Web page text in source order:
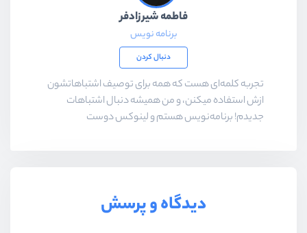
فاطمه شیرزادفر
برنامه نویس
دنبال کردن
تجربه کلمه‌ای هست که همه برای توصیف اشتباهاتشون
ازش استفاده میکنن، و من همیشه دنبال اشتباهات
جدیدم! برنامه‌نویس هستم و لینوکس‌ دوست
دیدگاه و پرسش